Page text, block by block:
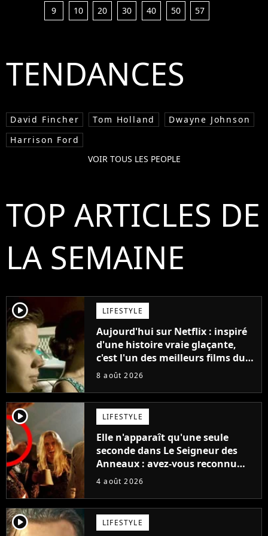
9
10 20 30 40 50 57
TENDANCES
David Fincher Tom Holland
Dwayne Johnson
Harrison Ford
VOIR TOUS LES PEOPLE
TOP ARTICLES DE
LA SEMAINE
player2 LIFESTYLE
Aujourd'hui sur Netflix : inspiré
d'une histoire vraie glaçante,
c'est l'un des meilleurs films du
21ème siècle
8 août 2026
player2 LIFESTYLE
Elle n'apparaît qu'une seule
seconde dans Le Seigneur des
Anneaux : avez-vous reconnu
cette légende du cinéma dans la
4 août 2026
player2 LIFESTYLE